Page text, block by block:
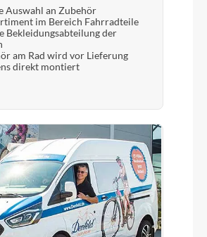
140mm
200 with Integrated Display
Sattelstütze
Post, Handlebar Lever, Internal
Routing, 31.6mm
Auswahl an Zubehör
im Bereich Fahrradteile
Bekleidungsabteilung der
am Rad wird vor Lieferung
direkt montiert